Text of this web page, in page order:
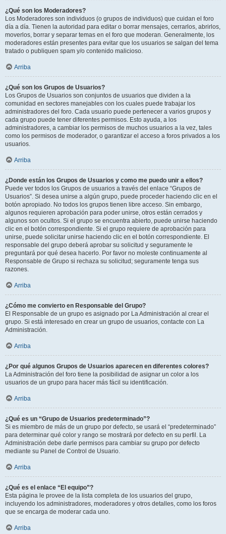
¿Qué son los Moderadores?
Los Moderadores son individuos (o grupos de individuos) que cuidan el foro
día a día. Tienen la autoridad para editar o borrar mensajes, cerrarlos, abrirlos,
moverlos, borrar y separar temas en el foro que moderan. Generalmente, los
moderadores están presentes para evitar que los usuarios se salgan del tema
tratado o publiquen spam y/o contenido malicioso.
Arriba
¿Qué son los Grupos de Usuarios?
Los Grupos de Usuarios son conjuntos de usuarios que dividen a la
comunidad en sectores manejables con los cuales puede trabajar los
administradores del foro. Cada usuario puede pertenecer a varios grupos y
cada grupo puede tener diferentes permisos. Esto ayuda, a los
administradores, a cambiar los permisos de muchos usuarios a la vez, tales
como los permisos de moderador, o garantizar el acceso a foros privados a los
usuarios.
Arriba
¿Donde están los Grupos de Usuarios y como me puedo unir a ellos?
Puede ver todos los Grupos de usuarios a través del enlace “Grupos de
Usuarios”. Si desea unirse a algún grupo, puede proceder haciendo clic en el
botón apropiado. No todos los grupos tienen libre acceso. Sin embargo,
algunos requieren aprobación para poder unirse, otros están cerrados y
algunos son ocultos. Si el grupo se encuentra abierto, puede unirse haciendo
clic en el botón correspondiente. Si el grupo requiere de aprobación para
unirse, puede solicitar unirse haciendo clic en el botón correspondiente. El
responsable del grupo deberá aprobar su solicitud y seguramente le
preguntará por qué desea hacerlo. Por favor no moleste continuamente al
Responsable de Grupo si rechaza su solicitud; seguramente tenga sus
razones.
Arriba
¿Cómo me convierto en Responsable del Grupo?
El Responsable de un grupo es asignado por La Administración al crear el
grupo. Si está interesado en crear un grupo de usuarios, contacte con La
Administración.
Arriba
¿Por qué algunos Grupos de Usuarios aparecen en diferentes colores?
La Administración del foro tiene la posibilidad de asignar un color a los
usuarios de un grupo para hacer más fácil su identificación.
Arriba
¿Qué es un “Grupo de Usuarios predeterminado”?
Si es miembro de más de un grupo por defecto, se usará el “predeterminado”
para determinar qué color y rango se mostrará por defecto en su perfil. La
Administración debe darle permisos para cambiar su grupo por defecto
mediante su Panel de Control de Usuario.
Arriba
¿Qué es el enlace “El equipo”?
Esta página le provee de la lista completa de los usuarios del grupo,
incluyendo los administradores, moderadores y otros detalles, como los foros
que se encarga de moderar cada uno.
Arriba